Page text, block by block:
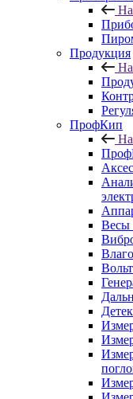
Продукция
ПрофКип
Весы